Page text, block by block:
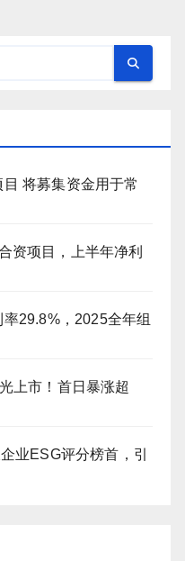
将募集资金用于常
资项目，上半年净利
29.8%，2025全年组
上市！首日暴涨超
业ESG评分榜首，引